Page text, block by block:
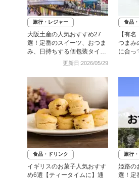
旅行・レジャー
大阪土産の人気おすすめ27
選！定番のスイーツ、おつま
み、日持ちする個包装タイプ
更新日:2026/05/29
食品
【有
つまみ
に合っ
食品・ドリンク
イギリスのお菓子人気おすす
め6選【ティータイムに】通
旅行
姫路の
選！定